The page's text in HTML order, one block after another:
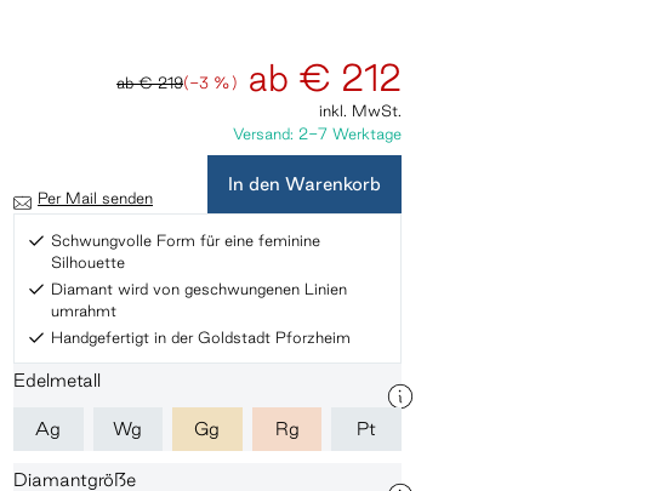
ab€ 219(-3 %) ab € 212
inkl. MwSt.
Versand: 2-7 Werktage
Per Mail senden
In den Warenkorb
Schwungvolle Form für eine feminine
Silhouette
Diamant wird von geschwungenen Linien
umrahmt
Handgefertigt in der Goldstadt Pforzheim
Edelmetall
Ag Wg Gg Rg Pt
Diamantgröße